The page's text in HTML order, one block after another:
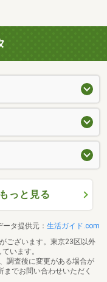
っと見る
ータ提供元： 生活ガイド.com
ございます。東京23区以外
います。
調査後に変更がある場合が
でお問い合わせいただく